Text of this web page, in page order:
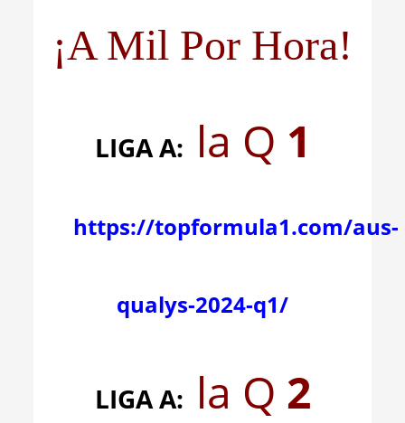
¡A Mil Por Hora!
LIGA A: la Q 1
https://topformula1.com/aus-
qualys-2024-q1/
LIGA A: la Q 2